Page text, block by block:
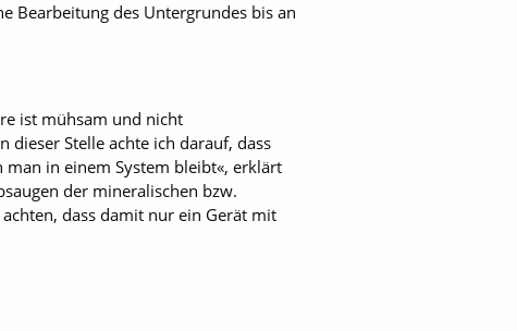
Bearbeitung des Untergrundes bis an
ist mühsam und nicht
dieser Stelle achte ich darauf, dass
in einem System bleibt«, erklärt
der mineralischen bzw.
dass damit nur ein Gerät mit